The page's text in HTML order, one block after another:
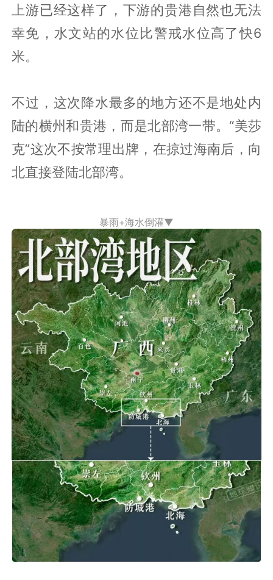
上游已经这样了，下游的贵港自然也无法
幸免，水文站的水位比警戒水位高了快6
米。
不过，这次降水最多的地方还不是地处内
陆的横州和贵港，而是北部湾一带。“美莎
克”这次不按常理出牌，在掠过海南后，向
北直接登陆北部湾。
暴雨+海水倒灌▼